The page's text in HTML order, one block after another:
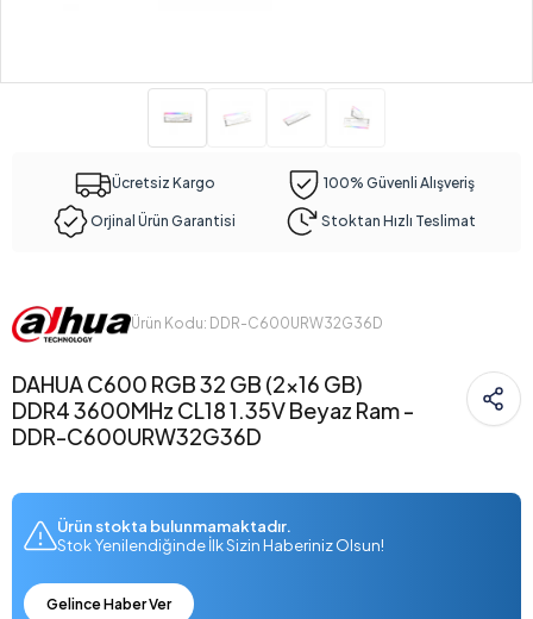
Ücretsiz Kargo 100% Güvenli Alışveriş
Orjinal Ürün Garantisi Stoktan Hızlı Teslimat
Ürün Kodu: DDR-C600URW32G36D
DAHUA C600 RGB 32 GB (2x16 GB)
DDR4 3600MHz CL18 1.35V Beyaz Ram -
DDR-C600URW32G36D
Ürün stokta bulunmamaktadır.
Stok Yenilendiğinde İlk Sizin Haberiniz Olsun!
Gelince Haber Ver